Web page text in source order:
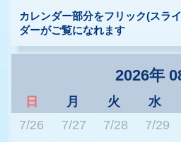
カレンダー部分をフリック(スラ
ダーがご覧になれます
2026年
日 月 火 水
7/26
7/27 7/28 7/29